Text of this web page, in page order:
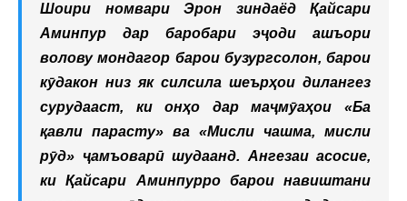
Шоири номвари Эрон зиндаёд Қайсари
Аминпур дар баробари эҷоди ашъори
волову мондагор барои бузургсолон, барои
кӯдакон низ як силсила шеърҳои дилангез
сурудааст, ки онҳо дар маҷмӯаҳои «Ба
қавли парасту» ва «Мисли чашма, мисли
рӯд» ҷамъоварӣ шудаанд. Ангезаи асосие,
ки Қайсари Аминпурро барои навиштани